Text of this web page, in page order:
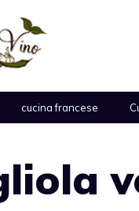
cucina francese